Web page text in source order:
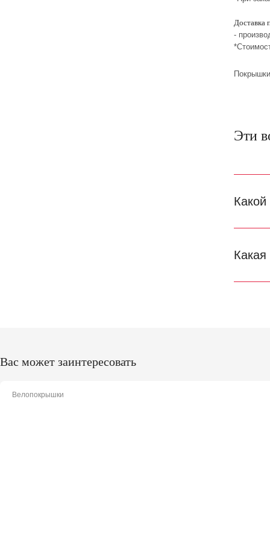
Доставка
-
Эти
Вас может заинтересовать
Велопокрышки